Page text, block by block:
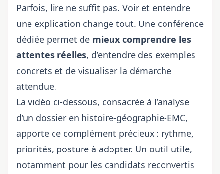
Parfois, lire ne suffit pas. Voir et entendre
une explication change tout. Une conférence
dédiée permet de mieux comprendre les
attentes réelles, d’entendre des exemples
concrets et de visualiser la démarche
attendue.
La vidéo ci-dessous, consacrée à l’analyse
d’un dossier en histoire-géographie-EMC,
apporte ce complément précieux : rythme,
priorités, posture à adopter. Un outil utile,
notamment pour les candidats reconvertis